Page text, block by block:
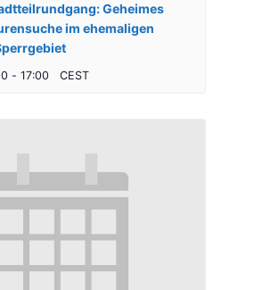
Geheimes
im ehemaligen
- 17:00 CEST